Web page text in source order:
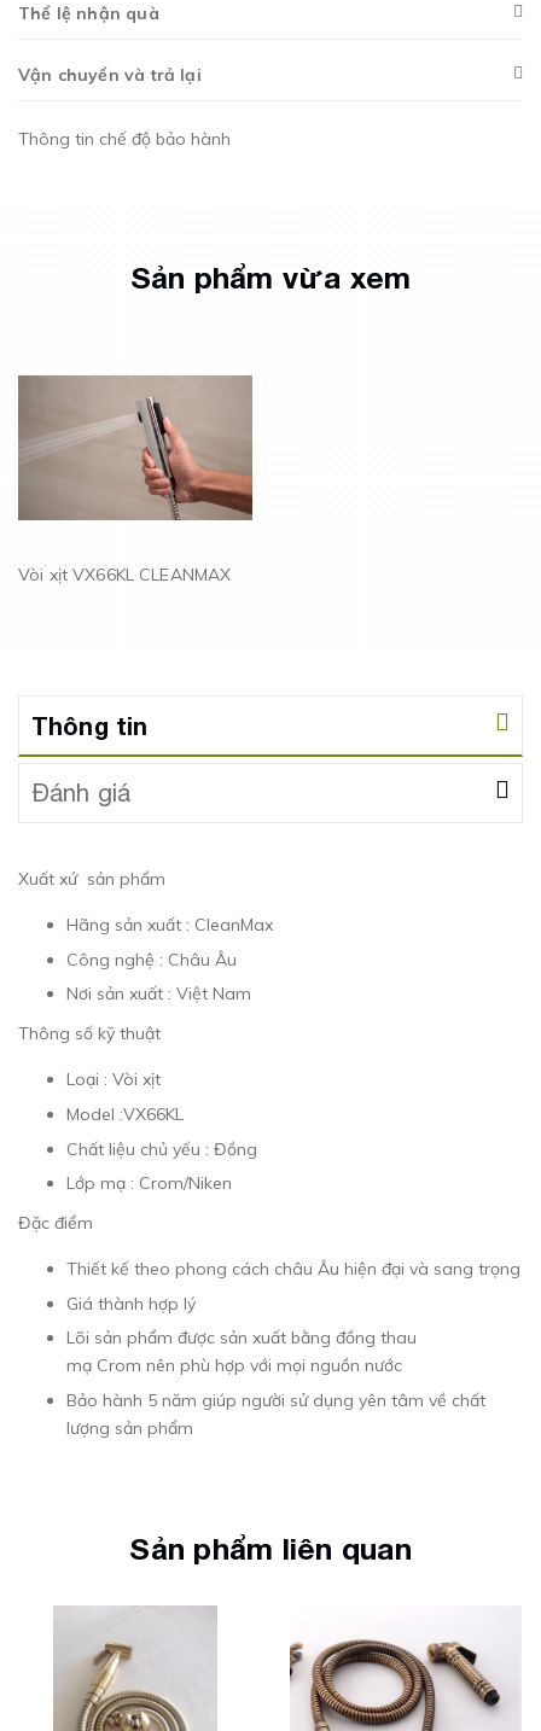
Thể lệ nhận quà
Vận chuyển và trả lại
Thông tin chế độ bảo hành
Sản phẩm vừa xem
Vòi xịt VX66KL CLEANMAX
Thông tin
Đánh giá
Xuất xứ sản phẩm
Hãng sản xuất : CleanMax
Công nghệ : Châu Âu
Nơi sản xuất : Việt Nam
Thông số kỹ thuật
Loại : Vòi xịt
Model :VX66KL
Chất liệu chủ yếu : Đồng
Lớp mạ : Crom/Niken
Đặc điểm
Thiết kế theo phong cách châu Âu hiện đại và sang trọng
Giá thành hợp lý
Lõi sản phẩm được sản xuất bằng đồng thau
mạ Crom nên phù hợp với mọi nguồn nước
Bảo hành 5 năm giúp người sử dụng yên tâm về chất
lượng sản phẩm
Sản phẩm liên quan